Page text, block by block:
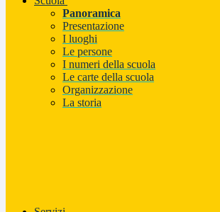
Panoramica
Presentazione
I luoghi
Le persone
I numeri della scuola
Le carte della scuola
Organizzazione
La storia